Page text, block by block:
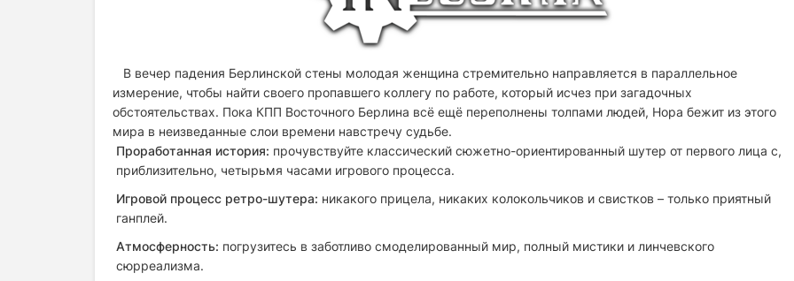
В вечер падения Берлинской стены молодая женщина стремительно направляется в параллельное
измерение, чтобы найти своего пропавшего коллегу по работе, который исчез при загадочных
обстоятельствах. Пока КПП Восточного Берлина всё ещё переполнены толпами людей, Нора бежит из этого
мира в неизведанные слои времени навстречу судьбе.
Проработанная история: прочувствуйте классический сюжетно-ориентированный шутер от первого лица с,
приблизительно, четырьмя часами игрового процесса.
Игровой процесс ретро-шутера: никакого прицела, никаких колокольчиков и свистков – только приятный
ганплей.
Атмосферность: погрузитесь в заботливо смоделированный мир, полный мистики и линчевского
сюрреализма.